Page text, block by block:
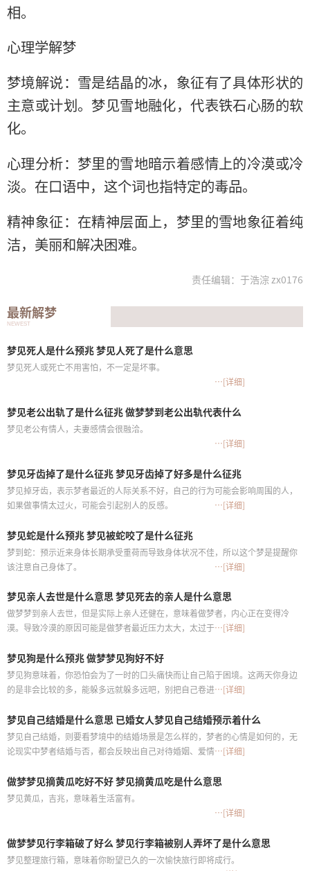
相。
心理学解梦
梦境解说：雪是结晶的冰，象征有了具体形状的
主意或计划。梦见雪地融化，代表铁石心肠的软
化。
心理分析：梦里的雪地暗示着感情上的冷漠或冷
淡。在口语中，这个词也指特定的毒品。
精神象征：在精神层面上，梦里的雪地象征着纯
洁，美丽和解决困难。
责任编辑：于浩淙 zx0176
最新解梦
NEWEST
梦见死人是什么预兆 梦见人死了是什么意思
梦见死人或死亡不用害怕，不一定是坏事。
…[详细]
梦见老公出轨了是什么征兆 做梦梦到老公出轨代表什么
梦见老公有情人，夫妻感情会很融洽。
…[详细]
梦见牙齿掉了是什么征兆 梦见牙齿掉了好多是什么征兆
梦见掉牙齿，表示梦者最近的人际关系不好，自己的行为可能会影响周围的人，
如果做事情太过火，可能会引起别人的反感。
…[详细]
梦见蛇是什么预兆 梦见被蛇咬了是什么征兆
梦到蛇：预示近来身体长期承受重荷而导致身体状况不佳，所以这个梦是提醒你
该注意自己身体了。
…[详细]
梦见亲人去世是什么意思 梦见死去的亲人是什么意思
做梦梦到亲人去世，但是实际上亲人还健在，意味着做梦者，内心正在变得冷
漠。导致冷漠的原因可能是做梦者最近压力太大，太过于压抑了。
…[详细]
梦见狗是什么预兆 做梦梦见狗好不好
梦见狗意味着，你恐怕会为了一时的口头痛快而让自己陷于困境。这两天你身边
的是非会比较的多，能躲多远就躲多远吧，别把自己卷进去就好。
…[详细]
梦见自己结婚是什么意思 已婚女人梦见自己结婚预示着什么
梦见自己结婚，则要看梦境中的结婚场景是怎么样的，梦者的心情是如何的，无
论现实中梦者结婚与否，都会反映出自己对待婚姻、爱情、生活的一种态度，这
…[详细]
做梦梦见摘黄瓜吃好不好 梦见摘黄瓜吃是什么意思
梦见黄瓜，吉兆，意味着生活富有。
…[详细]
做梦梦见行李箱破了好么 梦见行李箱被别人弄坏了是什么意思
梦见整理旅行箱，意味着你盼望已久的一次愉快旅行即将成行。